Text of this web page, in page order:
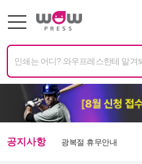
공지사항 광복절 휴무안내